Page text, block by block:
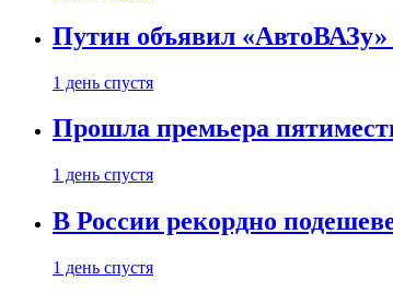
Путин объявил «АвтоВАЗу»
1 день спустя
Прошла премьера
1 день спустя
В России рекордно
1 день спустя